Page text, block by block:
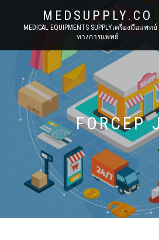
MEDSUPPLY.CO
MEDICAL EQUIPMENTS SUPPLYเครื่องมือแพท
ทางการแพทย์
FORCEP